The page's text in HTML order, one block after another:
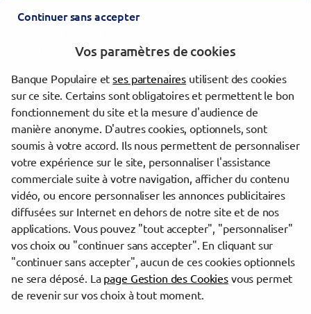
NIORT
ST MAIXENT L'ECOLE
Les agences Banque Populaire dans les villes à proximité
Niort
Trouver une agence Banque Populaire
Deux-Sèvres
Niort
NIORT AIFFRES
evermaps ©
Continuer sans accepter
Vos paramètres de cookies
Banque Populaire etses partenaires utilisent des cookies
sur ce site. Certains sont obligatoires et permettent le bon
fonctionnement du site et la mesure d'audience de
manière anonyme. D'autres cookies, optionnels, sont
soumis à votre accord. Ils nous permettent de personnaliser
votre expérience sur le site, personnaliser l'assistance
commerciale suite à votre navigation, afficher du contenu
vidéo, ou encore personnaliser les annonces publicitaires
diffusées sur Internet en dehors de notre site et de nos
applications. Vous pouvez "tout accepter", "personnaliser"
vos choix ou "continuer sans accepter". En cliquant sur
"continuer sans accepter", aucun de ces cookies optionnels
ne sera déposé. La page Gestion des Cookiesvous permet
de revenir sur vos choix à tout moment.